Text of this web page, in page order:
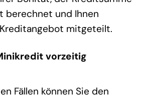
berechnet und Ihnen
mitgeteilt.
vorzeitig
Fällen können Sie den